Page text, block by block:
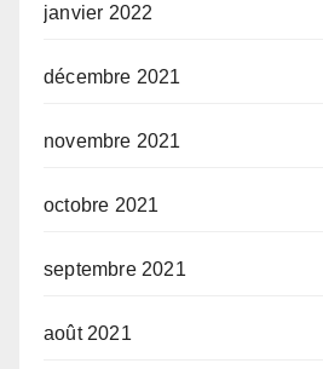
janvier 2022
décembre 2021
novembre 2021
octobre 2021
septembre 2021
août 2021